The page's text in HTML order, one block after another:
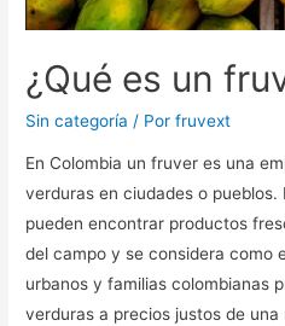
¿Qué es un
Sin categoría / Porfruvext
En Colombia un fruver es una
verduras en ciudades o
pueden encontrar productos
del campo y se considera como
urbanos y familias colombianas
verduras a precios justos de